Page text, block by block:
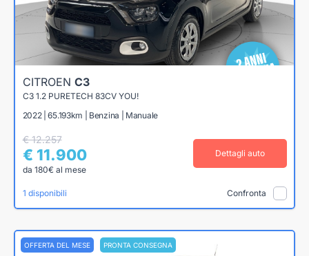
CITROEN C3
C3 1.2 PURETECH 83CV YOU!
2022 | 65.193km | Benzina | Manuale
€ 12.257
€ 11.900
da 180€ al mese
Dettagli auto
1 disponibili Confronta
OFFERTA DEL MESE PRONTA CONSEGNA